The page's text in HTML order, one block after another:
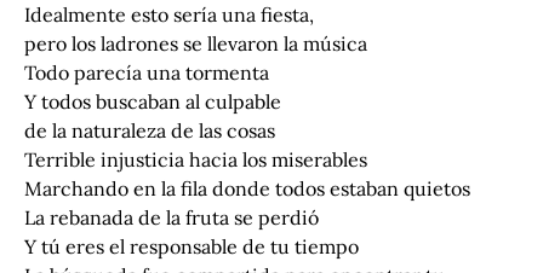
Idealmente esto sería una fiesta,
pero los ladrones se llevaron la música
Todo parecía una tormenta
Y todos buscaban al culpable
de la naturaleza de las cosas
Terrible injusticia hacia los miserables
Marchando en la fila donde todos estaban quietos
La rebanada de la fruta se perdió
Y tú eres el responsable de tu tiempo